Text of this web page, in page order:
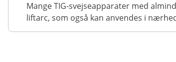
Mange TIG-svejseapparater med
liftarc, som også kan anvendes i